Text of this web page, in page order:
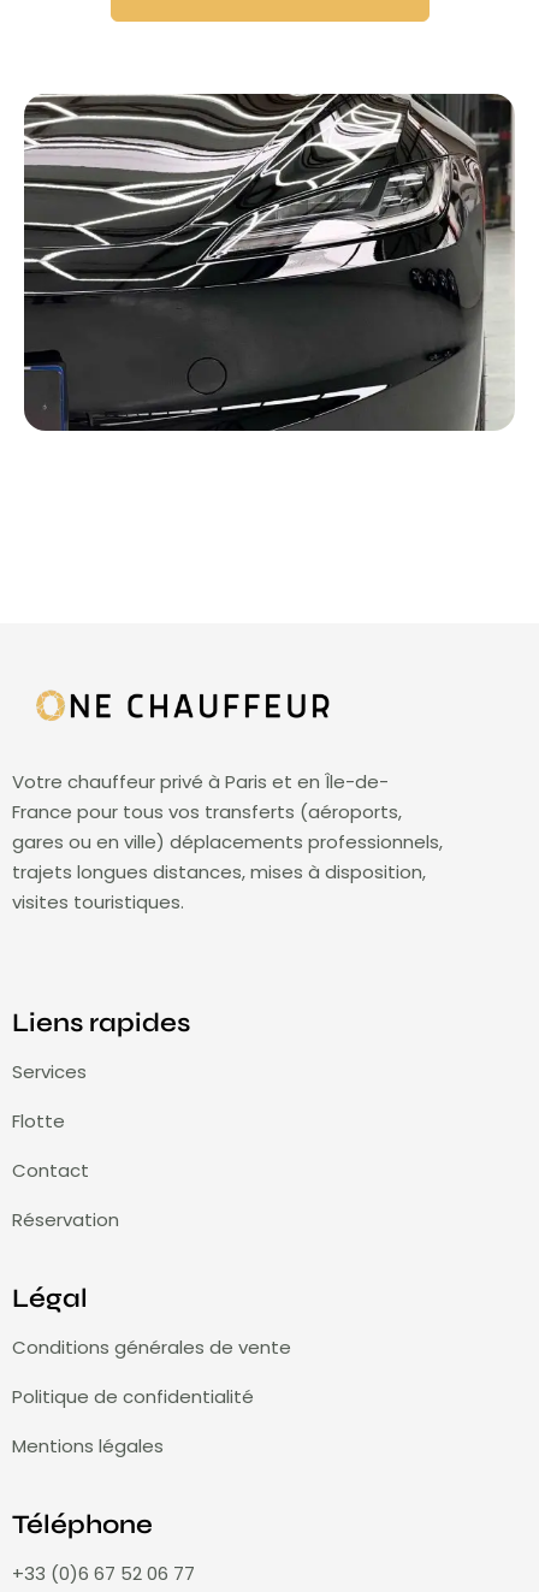
Votre chauffeur privé à Paris et en Île-de-
France pour tous vos transferts (aéroports,
gares ou en ville) déplacements professionnels,
trajets longues distances, mises à disposition,
visites touristiques.
Liens rapides
Services
Flotte
Contact
Réservation
Légal
Conditions générales de vente
Politique de confidentialité
Mentions légales
Téléphone
+33 (0)6 67 52 06 77